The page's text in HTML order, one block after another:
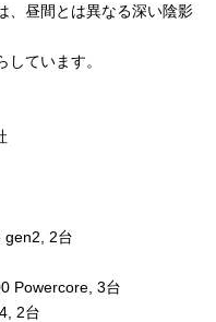
、昼間とは異なる深い陰影
ています。
gen2, 2台
Powercore, 3台
2台